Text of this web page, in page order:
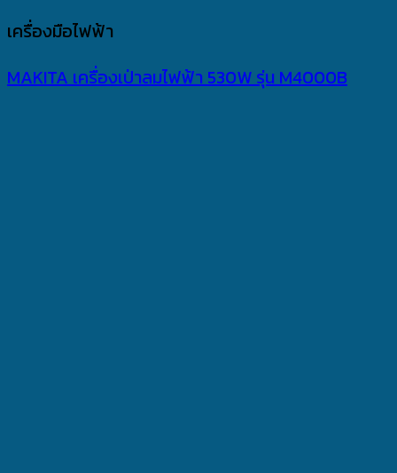
เครื่องมือไฟฟ้า
MAKITA เครื่องเป่าลมไฟฟ้า 530W รุ่น M4000B